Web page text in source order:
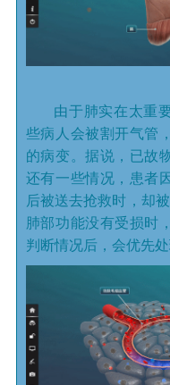
由于肺实在太重
些病人会被割开气管
的病变。据说，已故
还有一些情况，患者
后被送去抢救时，却
肺部功能没有受损时
判断情况后，会优先